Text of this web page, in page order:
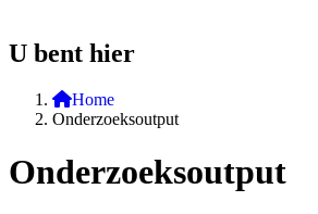
U bent hier
Home
Onderzoeksoutput
Onderzoeksoutput